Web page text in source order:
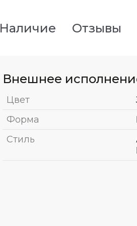
Наличие Отзывы
Внешнее
Цвет
Форма
Стиль